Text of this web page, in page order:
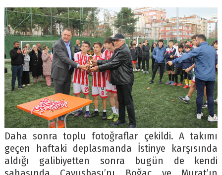
Daha sonra toplu fotoğraflar çekildi. A takımı
geçen haftaki deplasmanda İstinye karşısında
aldığı galibiyetten sonra bugün de kendi